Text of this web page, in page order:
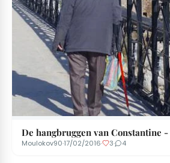
De hangbruggen van Constantine
Moulokov90·17/02/2016· 3· 4